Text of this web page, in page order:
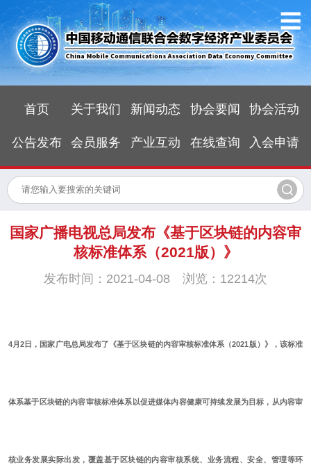
首页 关于我们 新闻动态 协会要闻 协会活动
公告发布 会员服务 产业互动 在线查询 入会申请
国家广播电视总局发布《基于区块链的内容审
核标准体系（2021版）》
发布时间：2021-04-08 浏览：12214次
4月2日，国家广电总局发布了《基于区块链的内容审核标准体系（2021版）》，该标准
体系基于区块链的内容审核标准体系以促进媒体内容健康可持续发展为目标，从内容审
核业务发展实际出发，覆盖基于区块链的内容审核系统、业务流程、安全、管理等环